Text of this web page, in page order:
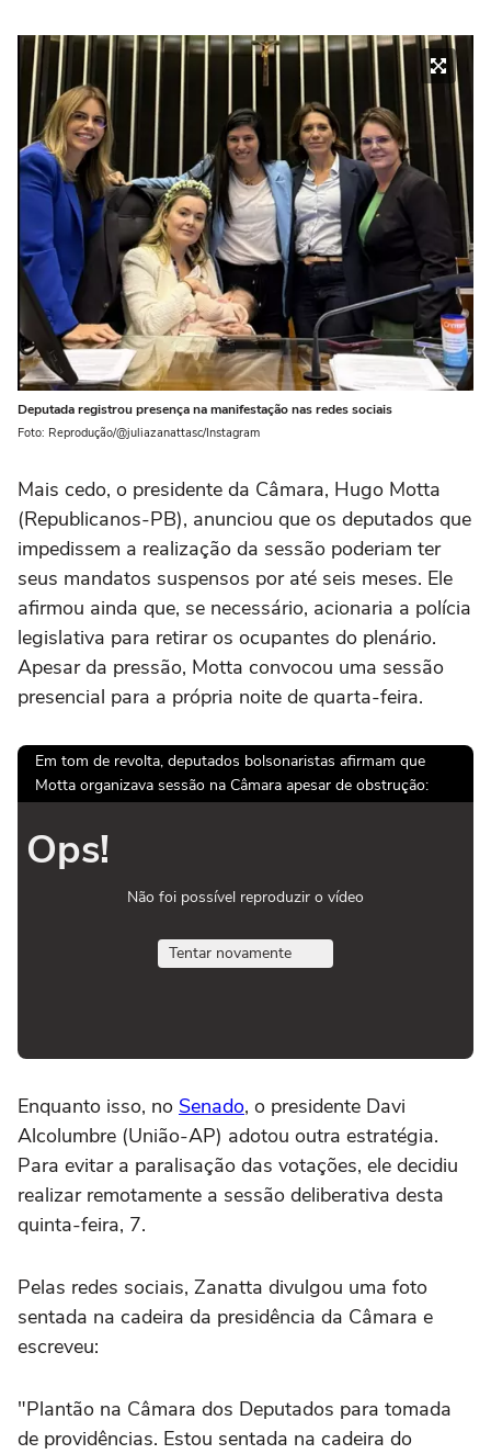
Deputada registrou presença na manifestação nas redes sociais
Foto: Reprodução/@juliazanattasc/Instagram
Mais cedo, o presidente da Câmara, Hugo Motta
(Republicanos-PB), anunciou que os deputados que
impedissem a realização da sessão poderiam ter
seus mandatos suspensos por até seis meses. Ele
afirmou ainda que, se necessário, acionaria a polícia
legislativa para retirar os ocupantes do plenário.
Apesar da pressão, Motta convocou uma sessão
presencial para a própria noite de quarta-feira.
Em tom de revolta, deputados bolsonaristas afirmam que
Motta organizava sessão na Câmara apesar de obstrução:
Ops!
Não foi possível reproduzir o vídeo
Tentar novamente
Enquanto isso, no Senado, o presidente Davi
Alcolumbre (União-AP) adotou outra estratégia.
Para evitar a paralisação das votações, ele decidiu
realizar remotamente a sessão deliberativa desta
quinta-feira, 7.
Pelas redes sociais, Zanatta divulgou uma foto
sentada na cadeira da presidência da Câmara e
escreveu:
"Plantão na Câmara dos Deputados para tomada
de providências. Estou sentada na cadeira do